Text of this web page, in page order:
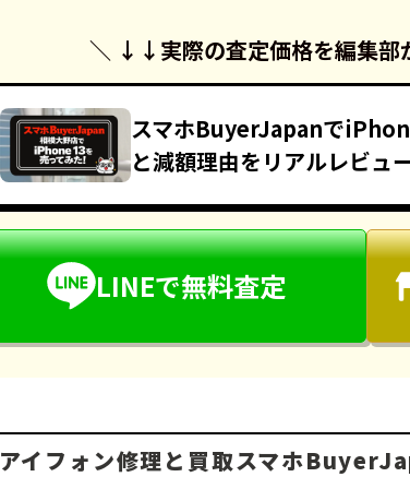
＼ ↓↓ 実際の査定価格を編集部
スマホBuyerJapanで
と減額理由をリアルレビュ
LINEで無料査定
アイフォン修理と買取スマホ